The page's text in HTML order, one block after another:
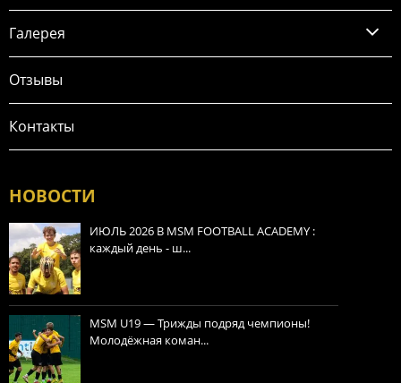
НОВОСТИ
ИЮЛЬ 2026 В MSM FOOTBALL ACADEMY :
каждый день - ш...
MSM U19 — Трижды подряд чемпионы!
Молодёжная коман...
Галерея
Отзывы
Контакты